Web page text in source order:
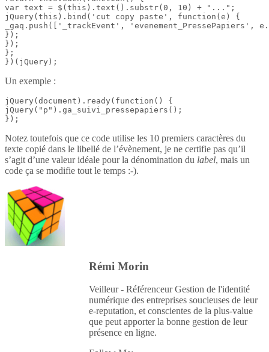
var text = $(this).text().substr(0, 10) + "...";
jQuery(this).bind('cut copy paste', function(e) {
_gaq.push(['_trackEvent', 'evenement_PressePapiers',
});
});
};
})(jQuery);
Un exemple :
jQuery(document).ready(function() {
jQuery("p").ga_suivi_pressepapiers();
});
Notez toutefois que ce code utilise les 10 premiers caractères du
texte copié dans le libellé de l’évènement, je ne certifie pas qu’il
s’agit d’une valeur idéale pour la dénomination du label, mais un
code ça se modifie tout le temps :-).
Rémi Morin
Veilleur - Référenceur Gestion de l'identité
numérique des entreprises soucieuses de leur
e-reputation, et conscientes de la plus-value
que peut apporter la bonne gestion de leur
présence en ligne.